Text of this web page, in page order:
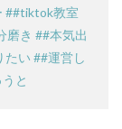
##tiktok教室
磨き ##本気出
たい ##運営し
と